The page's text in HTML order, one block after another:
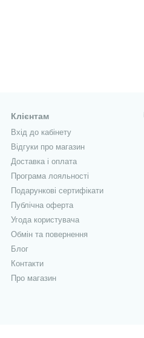
Клієнтам
Вхід до кабінету
Відгуки про магазин
Доставка і оплата
Програма лояльності
Подарункові сертифікати
Публічна оферта
Угода користувача
Обмін та повернення
Блог
Контакти
Про магазин